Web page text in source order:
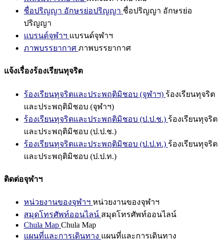
ชื่อปริญญา อักษรย่อปริญญา ชื่อปริญญา อักษรย่อ
ปริญญา
แบรนด์จุฬาฯ แบรนด์จุฬาฯ
ภาพบรรยากาศ ภาพบรรยากาศ
แจ้งเรื่องร้องเรียนทุจริต
ร้องเรียนทุจริตและประพฤติมิชอบ (จุฬาฯ) ร้องเรียนทุจริต
และประพฤติมิชอบ (จุฬาฯ)
ร้องเรียนทุจริตและประพฤติมิชอบ (ป.ป.ช.) ร้องเรียนทุจริต
และประพฤติมิชอบ (ป.ป.ช.)
ร้องเรียนทุจริตและประพฤติมิชอบ (ป.ป.ท.) ร้องเรียนทุจริต
และประพฤติมิชอบ (ป.ป.ท.)
ติดต่อจุฬาฯ
หน่วยงานของจุฬาฯ หน่วยงานของจุฬาฯ
สมุดโทรศัพท์ออนไลน์ สมุดโทรศัพท์ออนไลน์
Chula Map Chula Map
แผนที่และการเดินทาง แผนที่และการเดินทาง